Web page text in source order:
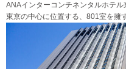
ANAインターコンチネンタルホテ
東京の中心に位置する、801室を擁